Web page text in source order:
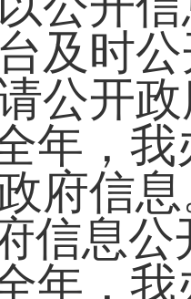
及时
公开
年，
府信
信息
年，